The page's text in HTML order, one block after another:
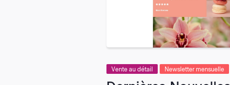
Vente au détail Newsletter mensuelle